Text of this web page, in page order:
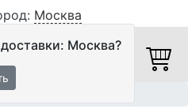
Москва
Москва?